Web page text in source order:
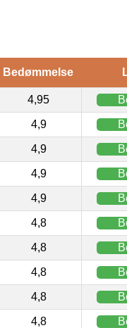
Bedømmelse
4,95
4,9
4,9
4,9
4,9
4,8
4,8
4,8
4,8
4,8